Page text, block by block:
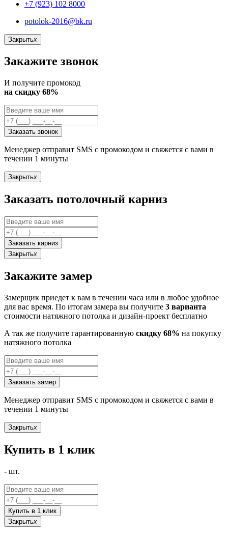
+7 (923) 102 8000
potolok-2016@bk.ru
Закрытьx
Закажите звонок
И получите промокод
на скидку 68%
Заказать звонок
Менеджер отправит SMS с промокодом и свяжется с вами в
течении 1 минуты
Закрытьx
Заказать потолочный карниз
Заказать карниз
Закрытьx
Закажите замер
Замерщик приедет к вам в течении часа или в любое удобное
для вас время. По итогам замера вы получите 3 варианта
стоимости натяжного потолка и дизайн-проект бесплатно
А так же получите гарантированную скидку 68% на покупку
натяжного потолка
Заказать замер
Менеджер отправит SMS с промокодом и свяжется с вами в
течении 1 минуты
Закрытьx
Купить в 1 клик
- шт.
Купить в 1 клик
Закрытьx